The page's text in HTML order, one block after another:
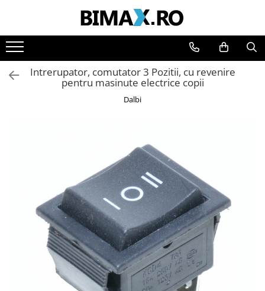
Toate Produsele
Triciclete Electrice
⬇ TIPURI
➔ Adulti - cu Cabina
➔ Cu Cabina
➔ Cu Cabina fara Permis
➔ Cu Cabina Inchisa
➔ Cu Remorca
➔ Cu Remorca Fara Permis
Intrerupator, comutator 3 Pozitii, cu revenire
pentru masinute electrice copii
Dalbi